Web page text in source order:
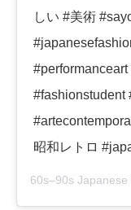
しい #美術
#fashionstudent
昭和レトロ